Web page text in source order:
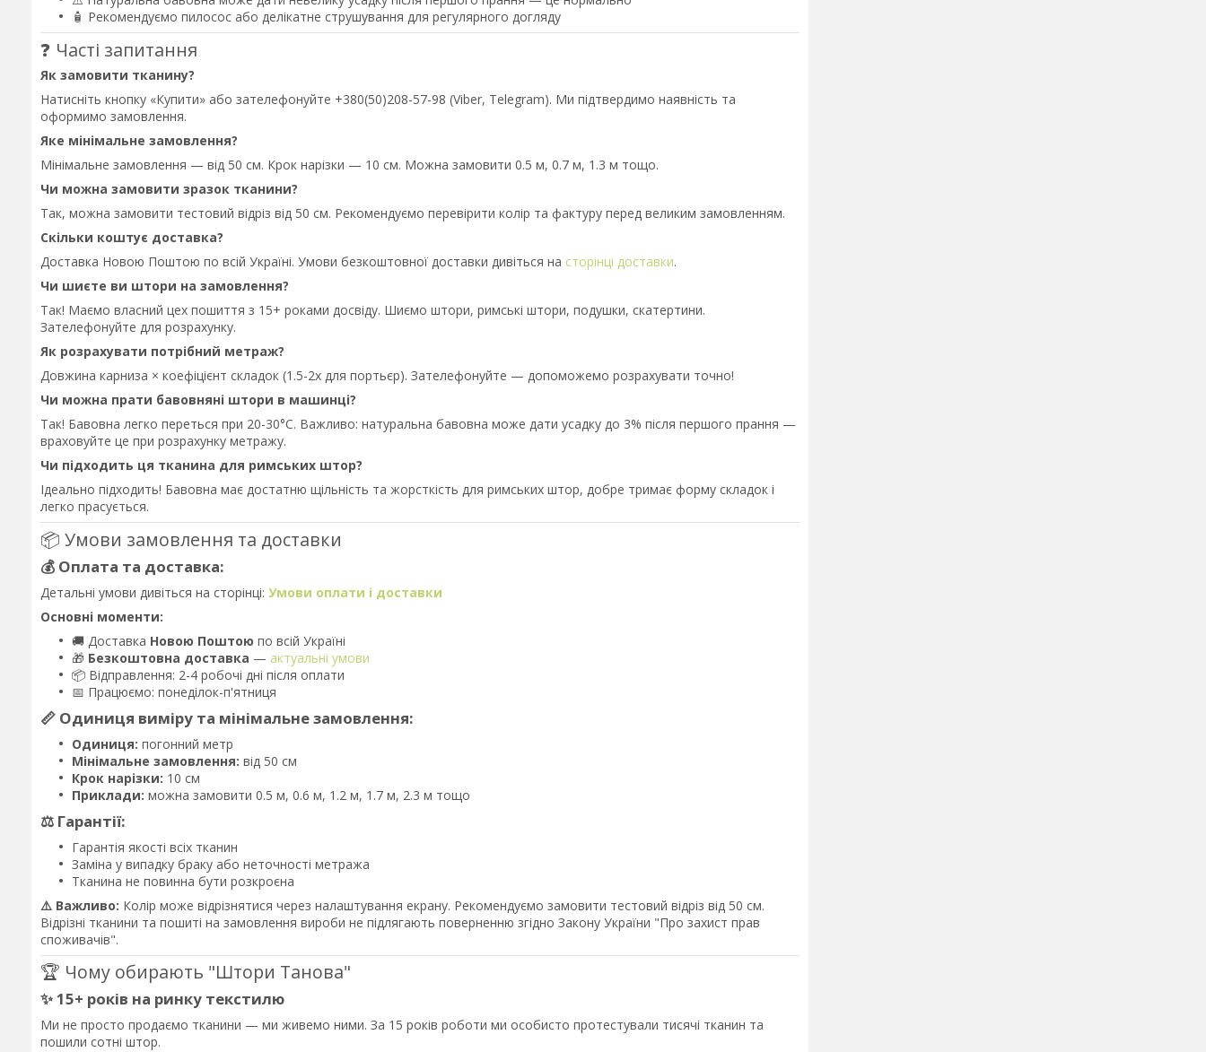
🧴 Рекомендуємо пилосос або делікатне струшування для регулярного догляду
❓ Часті запитання
Як замовити тканину?
Натисніть кнопку «Купити» або зателефонуйте +380(50)208-57-98 (Viber, Telegram). Ми підтвердимо наявність та
оформимо замовлення.
Яке мінімальне замовлення?
Мінімальне замовлення — від 50 см. Крок нарізки — 10 см. Можна замовити 0.5 м, 0.7 м, 1.3 м тощо.
Чи можна замовити зразок тканини?
Так, можна замовити тестовий відріз від 50 см. Рекомендуємо перевірити колір та фактуру перед великим замовленням.
Скільки коштує доставка?
Доставка Новою Поштою по всій Україні. Умови безкоштовної доставки дивіться на сторінці доставки.
Чи шиєте ви штори на замовлення?
Так! Маємо власний цех пошиття з 15+ роками досвіду. Шиємо штори, римські штори, подушки, скатертини.
Зателефонуйте для розрахунку.
Як розрахувати потрібний метраж?
Довжина карниза × коефіцієнт складок (1.5-2x для портьєр). Зателефонуйте — допоможемо розрахувати точно!
Чи можна прати бавовняні штори в машинці?
Так! Бавовна легко переться при 20-30°C. Важливо: натуральна бавовна може дати усадку до 3% після першого прання —
враховуйте це при розрахунку метражу.
Чи підходить ця тканина для римських штор?
Ідеально підходить! Бавовна має достатню щільність та жорсткість для римських штор, добре тримає форму складок і
легко прасується.
📦 Умови замовлення та доставки
💰 Оплата та доставка:
Детальні умови дивіться на сторінці: Умови оплати і доставки
Основні моменти:
🚚 Доставка Новою Поштою по всій Україні
🎁 Безкоштовна доставка — актуальні умови
📦 Відправлення: 2-4 робочі дні після оплати
📅 Працюємо: понеділок-п'ятниця
📏 Одиниця виміру та мінімальне замовлення:
Одиниця: погонний метр
Мінімальне замовлення: від 50 см
Крок нарізки: 10 см
Приклади: можна замовити 0.5 м, 0.6 м, 1.2 м, 1.7 м, 2.3 м тощо
⚖️ Гарантії:
Гарантія якості всіх тканин
Заміна у випадку браку або неточності метража
Тканина не повинна бути розкроєна
⚠️ Важливо: Колір може відрізнятися через налаштування екрану. Рекомендуємо замовити тестовий відріз від 50 см.
Відрізні тканини та пошиті на замовлення вироби не підлягають поверненню згідно Закону України "Про захист прав
споживачів".
🏆 Чому обирають "Штори Танова"
✨ 15+ років на ринку текстилю
Ми не просто продаємо тканини — ми живемо ними. За 15 років роботи ми особисто протестували тисячі тканин та
пошили сотні штор.